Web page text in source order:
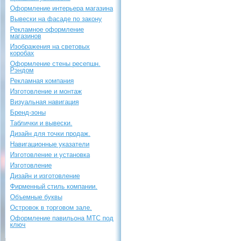
Оформление интерьера магазина
Вывески на фасаде по закону
Рекламное оформление
магазинов
Изображения на световых
коробах
Оформление стены ресепшн.
Рэндом
Рекламная компания
Изготовление и монтаж
Визуальная навигация
Бренд-зоны
Таблички и вывески.
Дизайн для точки продаж.
Навигационные указатели
Изготовление и установка
Изготовление
Дизайн и изготовление
Фирменный стиль компании.
Объемные буквы
Островок в торговом зале.
Оформление павильона МТС под
ключ